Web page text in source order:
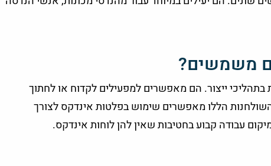
משמשים?
ייצור. הם מאפשרים למפעילים לקדוח או לחתוך
הללו מאפשרים שימוש בפלטות אינדקס לצורך
עבודה קבוע בחטיבות שאין להן לוחות אינדקס.